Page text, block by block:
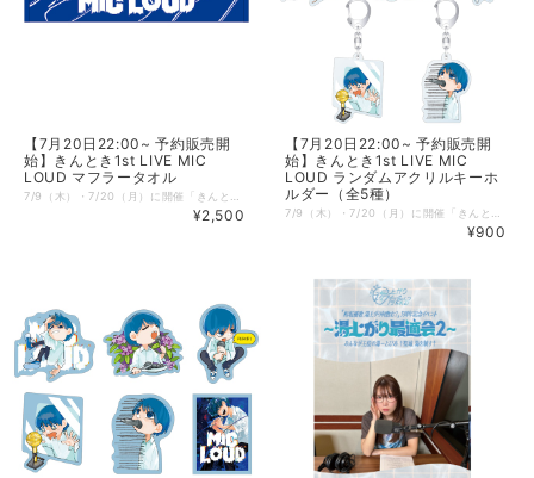
【7月20日22:00~ 予約販売開
始】きんとき1st LIVE MIC
LOUD マフラータオル
7/9（木）・7/20（月）に開催「きんとき1st LIVE MIC LOUD 」。 ご好評につき、会場にて販売されたグッズをオンライン受注販売いたします！ この機会にぜひ、お買い求めくださいませ！ 素材：綿100% サイズ：約W110×H20cm 原産国：日本 【受注期間】 2026年7月20日（月）22:00 ~ 2026年8月10日（月）23:59 まで 【発送予定日】 2026年9月下旬 ～ 10月上旬頃の発送を予定しております。 ※商品製造のスケジュールにより、多少前後する可能性がございます。 【予約商品についてのご案内】 こちらの商品は予約商品となります。 以下の注意事項をご確認のうえ、ご注文頂きますようお願い申し上げます。 ・この商品の購入には、PAY IDの登録が必須となります。 ・この予約商品は、クレジットカード決済のみご注文頂けます。 銀行振込、コンビニ決済、PayPayなどはご利用頂けませんので、予めご了承ください。 ・発送予定時期に合わせてあらためてクレジットカードの与信枠確保（有効期限や利用可能残高などの確認）をおこないます。 ・与信枠確保および決済処理をおこなえなくなるため、これらが完了するまで「PAY IDアカウント」を退会しないようお願いいたします。 ・商品代金の決済は、商品発送時におこなわれます。なお、注文が確定したタイミングで、デビットカード・プリペイドカードをご利用の場合には、一時的に引き落としがおこなわれますが、一定期 間経過後にキャンセル対応となり、二重の決済は生じませんので、ご安心ください。 ・予約受注商品のため、注文頂いた数量分を製造いたします。その為、注文完了後のキャンセルは原則承っておりませんので、予めご了承のうえご注文頂くようお願い申し上げます。
¥2,500
【7月20日22:00~ 予約販売開
始】きんとき1st LIVE MIC
LOUD ランダムアクリルキーホ
ルダー（全5種）
7/9（木）・7/20（月）に開催「きんとき1st LIVE MIC LOUD 」。 ご好評につき、会場にて販売されたグッズをオンライン受注販売いたします！ この機会にぜひ、お買い求めくださいませ！ 素材：アクリル、鉄 サイズ：約6cm角内 原産国：中国 仕様：全5種のうち、いずれか1種が入っております。 ※ランダム商品のため、5点お買い求め頂いた場合でも全種揃わない場合がございます。 予めご了承頂いたうえでのご注文をお願い致します。 【受注期間】 2026年7月20日（月）22:00 ~ 2026年8月10日（月）23:59 まで 【発送予定日】 2026年9月下旬 ～ 10月上旬頃の発送を予定しております。 ※商品製造のスケジュールにより、多少前後する可能性がございます。 【予約商品についてのご案内】 こちらの商品は予約商品となります。 以下の注意事項をご確認のうえ、ご注文頂きますようお願い申し上げます。 ・この商品の購入には、PAY IDの登録が必須となります。 ・この予約商品は、クレジットカード決済のみご注文頂けます。 銀行振込、コンビニ決済、PayPayなどはご利用頂けませんので、予めご了承ください。 ・発送予定時期に合わせてあらためてクレジットカードの与信枠確保（有効期限や利用可能残高などの確認）をおこないます。 ・与信枠確保および決済処理をおこなえなくなるため、これらが完了するまで「PAY IDアカウント」を退会しないようお願いいたします。 ・商品代金の決済は、商品発送時におこなわれます。なお、注文が確定したタイミングで、デビットカード・プリペイドカードをご利用の場合には、一時的に引き落としがおこなわれますが、一定期 間経過後にキャンセル対応となり、二重の決済は生じませんので、ご安心ください。 ・予約受注商品のため、注文頂いた数量分を製造いたします。その為、注文完了後のキャンセルは原則承っておりませんので、予めご了承のうえご注文頂くようお願い申し上げます。
¥900